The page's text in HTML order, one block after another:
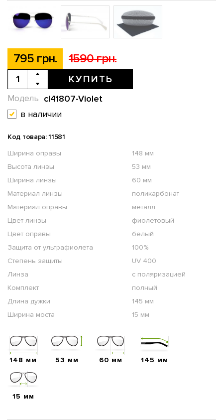
795 грн. 1590 грн.
КУПИТЬ
cl41807-Violet
Модель
в наличии
Код товара: 11581
Ширина оправы
148 мм
Высота линзы
53 мм
Ширина линзы
60 мм
Материал линзы
поликарбонат
Материал оправы
металл
Цвет линзы
фиолетовый
Цвет оправы
белый
Защита от ультрафиолета
100%
Степень защиты
UV 400
Линза
с поляризацией
Комплект
полный
Длина дужки
145 мм
Ширина моста
15 мм
148 мм 53 мм 60 мм 145 мм
15 мм